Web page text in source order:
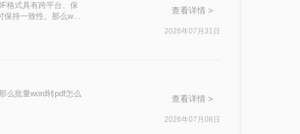
格式具有跨平台、保
持一致性。那么word
查看详情 >
2026年07月31日
么批量word转pdf怎么
查看详情 >
2026年07月08日